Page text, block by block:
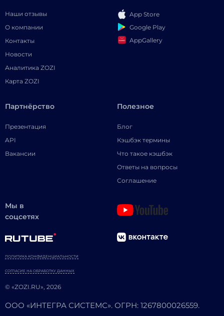
Наши отзывы
О компании
Контакты
Новости
Аналитика ZOZI
Карта ZOZI
App Store
Google Play
AppGallery
Партнёрство
Презентация
API
Вакансии
Полезное
Блог
Кэшбэк термины
Что такое кэшбэк
Ответы на вопросы
Соглашение
Мы в
соцсетях
© «ZOZI.RU», 2026
ПОЛИТИКА КОНФИДЕНЦИАЛЬНОСТИ
СОГЛАСИЕ НА ОБРАБОТКУ ДАННЫХ
ООО «ИНТЕГРА СИСТЕМС». ОГРН: 1267800026559.